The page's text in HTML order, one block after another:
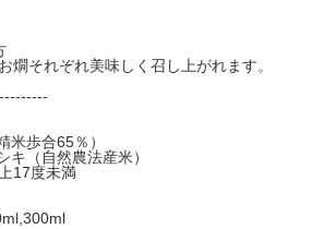
それぞれ美味しく召し上がれます。
米歩合65％）
キ（自然農法産米）
17度未満